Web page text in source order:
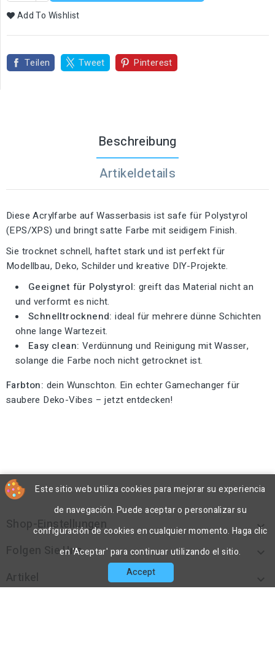
Add To Wishlist
Teilen Tweet Pinterest
Beschreibung
Artikeldetails
Diese Acrylfarbe auf Wasserbasis ist safe für Polystyrol
(EPS/XPS) und bringt satte Farbe mit seidigem Finish.
Sie trocknet schnell, haftet stark und ist perfekt für
Modellbau, Deko, Schilder und kreative DIY-Projekte.
Geeignet für Polystyrol: greift das Material nicht an
und verformt es nicht.
Schnelltrocknend: ideal für mehrere dünne Schichten
ohne lange Wartezeit.
Easy clean: Verdünnung und Reinigung mit Wasser,
solange die Farbe noch nicht getrocknet ist.
Farbton: dein Wunschton. Ein echter Gamechanger für
saubere Deko-Vibes – jetzt entdecken!
Shop-Einstellungen 
Folgen Sie Uns 
Artikel 
Este sitio web utiliza cookies para mejorar su experiencia
de navegación. Puede aceptar o personalizar su
configuración de cookies en cualquier momento. Haga clic
en 'Aceptar' para continuar utilizando el sitio.
Accept